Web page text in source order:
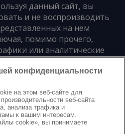
данный сайт, вы
и не воспроизводить
на нем
помимо прочего,
или аналитические
форме и для любых целей
письменного согласия
Trademarks
Modern Slavery Statement
конфиденциальности
на этом веб-сайте для
веб-сайта
анализа трафика и
к вашим интересам.
cookie», вы принимаете